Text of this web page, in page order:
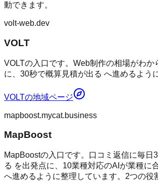
動できます。
volt-web.dev
VOLT
VOLTの入口です。Web制作の相場がわか
に、30秒で概算見積が出る へ進めるよう
VOLTの地域ページ
mapboost.mycat.business
MapBoost
MapBoostの入口です。口コミ返信に毎日
る を出発点に、10業種対応のAIが業種に
へ進めるように整理しています。2つの役